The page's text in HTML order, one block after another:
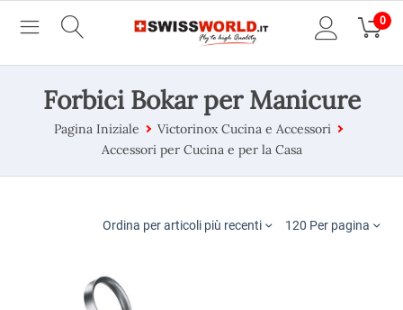
0
Forbici Bokar per Manicure
Pagina Iniziale
Victorinox Cucina e Accessori
Accessori per Cucina e per la Casa
Ordina per articoli più recenti 120 Per pagina